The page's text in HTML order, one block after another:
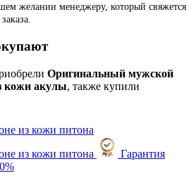
желании менеджеру, который свяжется
Оригинальный мужской
кожи акулы, также купили
Гарантия